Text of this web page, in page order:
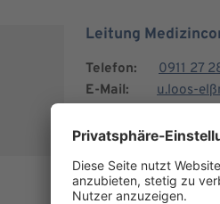
Leitung
Telefon:
0911 27
E-Mail:
u.loos-